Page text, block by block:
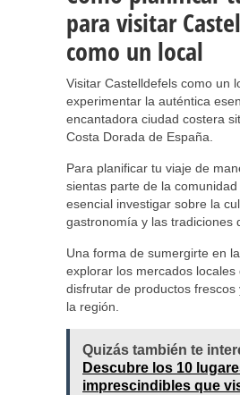
para visitar
como un local
Visitar Castelldefels como un
experimentar la auténtica
encantadora ciudad costera
Costa Dorada de España.
Para planificar tu viaje de
sientas parte de la
esencial investigar sobre la
gastronomía y las tradiciones
Una forma de sumergirte en
explorar los mercados locales
disfrutar de productos frescos
la región.
Quizás también te
Descubre los 10
imprescindibles que